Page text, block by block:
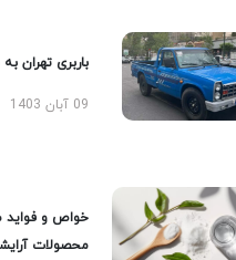
باربری تهران
09 آبان 1403
خواص و فواید
محصولات